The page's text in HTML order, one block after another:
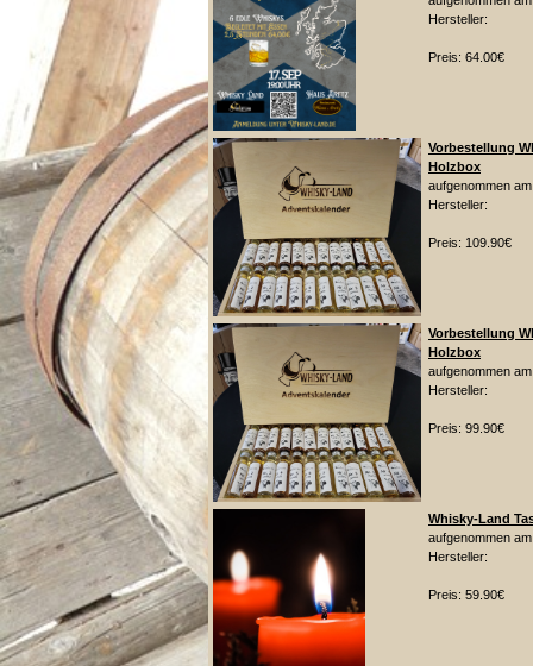
Hersteller:
Preis: 64.00€
Vorbestellung
Holzbox
aufgenommen
Hersteller:
Preis: 109.90€
Vorbestellung
Holzbox
aufgenommen
Hersteller:
Preis: 99.90€
Whisky-Land
aufgenommen
Hersteller:
Preis: 59.90€